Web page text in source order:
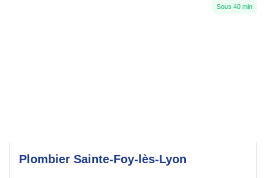
Sous 40 min
Plombier Sainte-Foy-lès-Lyon